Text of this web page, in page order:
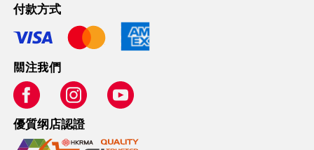
付款方式
關注我們
優質纲店認證